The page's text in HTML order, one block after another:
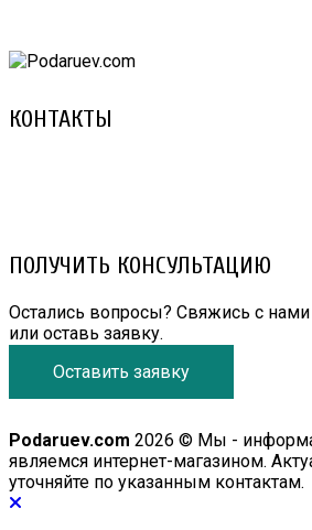
КОНТАКТЫ
ПОЛУЧИТЬ КОНСУЛЬТАЦИЮ
Остались вопросы? Свяжись с
или оставь заявку.
Оставить заявку
Podaruev.com 2026 © Мы -
являемся интернет-магазином.
уточняйте по указанным контактам.